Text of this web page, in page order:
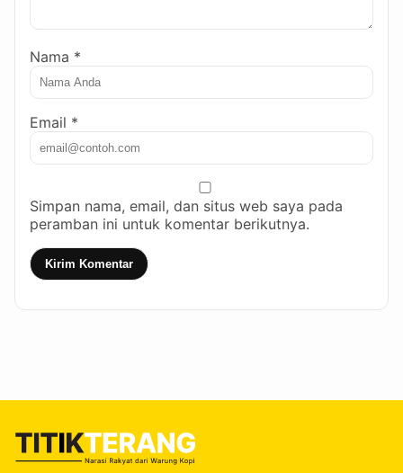
Nama *
Email *
Simpan nama, email, dan situs web saya pada
peramban ini untuk komentar berikutnya.
Kirim Komentar